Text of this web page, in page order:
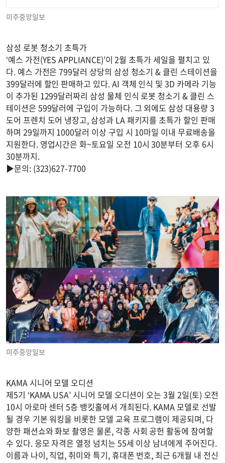
미주중앙일보
삼성 로봇 청소기 초특가
‘예스 가전(YES APPLIANCE)’이 2월 초특가 세일을 펼치고 있
다. 예스 가전은 799달러 상당의 삼성 청소기 & 클린 스테이션을
399달러에 할인 판매하고 있다. AI 객체 인식 및 3D 카메라 기능
이 추가된 1299달러짜리 삼성 물체 인식 로봇 청소기 & 클린 스
테이션은 599달러에 구입이 가능하다. 그 외에도 삼성 대용량 3
도어 프렌치 도어 냉장고, 삼성과 LA 패키지를 초특가 할인 판매
하며 29일까지 1000달러 이상 구입 시 10마일 이내 무료배송을
지원한다. 영업시간은 화~토요일 오전 10시 30분부터 오후 6시
30분까지.
▶문의: (323)627-7700
미주중앙일보
KAMA 시니어 모델 오디션
제5기 ‘KAMA USA’ 시니어 모델 오디션이 오는 3월 2일(토) 오전
10시 아로마 센터 5층 뱅킷홀에서 개최된다. KAMA 모델로 선발
될 경우 기본 워킹을 비롯한 모델 교육 프로그램이 제공되며, 다
양한 패션쇼와 화보 촬영은 물론, 각종 사회 공헌 활동에 참여할
수 있다. 응모 자격은 열정 넘치는 55세 이상 남녀에게 주어진다.
이름과 나이, 직업, 취미와 특기, 휴대폰 번호, 최근 6개월 내 전신